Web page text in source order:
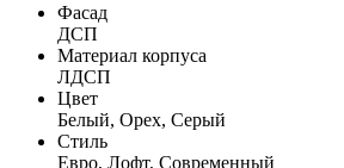
Фасад
ДСП
Материал корпуса
ЛДСП
Цвет
Белый, Орех, Серый
Стиль
Евро, Лофт, Современный